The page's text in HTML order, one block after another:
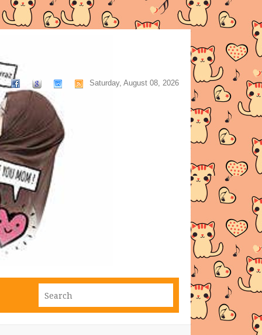
Saturday, August 08, 2026